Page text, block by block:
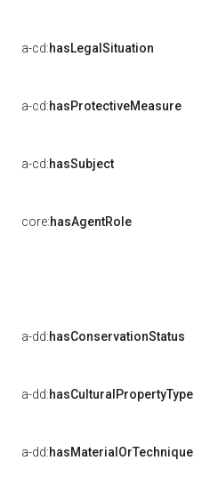
a-cd:hasLegalSituation
a-cd:hasProtectiveMeasure
a-cd:hasSubject
core:hasAgentRole
a-dd:hasConservationStatus
a-dd:hasCulturalPropertyType
a-dd:hasMaterialOrTechnique